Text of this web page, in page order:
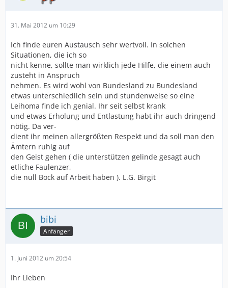
31. Mai 2012 um 10:29
Ich finde euren Austausch sehr wertvoll. In solchen
Situationen, die ich so
nicht kenne, sollte man wirklich jede Hilfe, die einem auch
zusteht in Anspruch
nehmen. Es wird wohl von Bundesland zu Bundesland
etwas unterschiedlich sein und stundenweise so eine
Leihoma finde ich genial. Ihr seit selbst krank
und etwas Erholung und Entlastung habt ihr auch dringend
nötig. Da ver-
dient ihr meinen allergrößten Respekt und da soll man den
Ämtern ruhig auf
den Geist gehen ( die unterstützen gelinde gesagt auch
etliche Faulenzer,
die null Bock auf Arbeit haben ). L.G. Birgit
bibi
Anfänger
1. Juni 2012 um 20:54
Ihr Lieben